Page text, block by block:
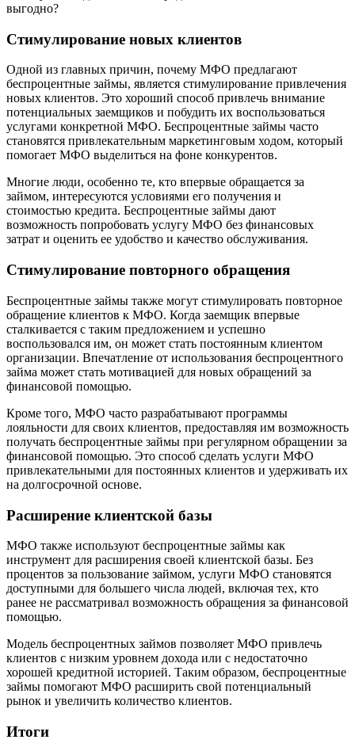
выгодно?
Стимулирование новых клиентов
Одной из главных причин, почему МФО предлагают
беспроцентные займы, является стимулирование привлечения
новых клиентов. Это хороший способ привлечь внимание
потенциальных заемщиков и побудить их воспользоваться
услугами конкретной МФО. Беспроцентные займы часто
становятся привлекательным маркетинговым ходом, который
помогает МФО выделиться на фоне конкурентов.
Многие люди, особенно те, кто впервые обращается за
займом, интересуются условиями его получения и
стоимостью кредита. Беспроцентные займы дают
возможность попробовать услугу МФО без финансовых
затрат и оценить ее удобство и качество обслуживания.
Стимулирование повторного обращения
Беспроцентные займы также могут стимулировать повторное
обращение клиентов к МФО. Когда заемщик впервые
сталкивается с таким предложением и успешно
воспользовался им, он может стать постоянным клиентом
организации. Впечатление от использования беспроцентного
займа может стать мотивацией для новых обращений за
финансовой помощью.
Кроме того, МФО часто разрабатывают программы
лояльности для своих клиентов, предоставляя им возможность
получать беспроцентные займы при регулярном обращении за
финансовой помощью. Это способ сделать услуги МФО
привлекательными для постоянных клиентов и удерживать их
на долгосрочной основе.
Расширение клиентской базы
МФО также используют беспроцентные займы как
инструмент для расширения своей клиентской базы. Без
процентов за пользование займом, услуги МФО становятся
доступными для большего числа людей, включая тех, кто
ранее не рассматривал возможность обращения за финансовой
помощью.
Модель беспроцентных займов позволяет МФО привлечь
клиентов с низким уровнем дохода или с недостаточно
хорошей кредитной историей. Таким образом, беспроцентные
займы помогают МФО расширить свой потенциальный
рынок и увеличить количество клиентов.
Итоги